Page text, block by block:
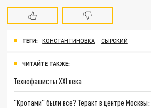
ТЕГИ: КОНСТАНТИНОВКА СЫРСКИЙ
ЧИТАЙТЕ ТАКЖЕ:
Технофашисты XXI века
"Кротами" были все? Теракт в центре Москвы: